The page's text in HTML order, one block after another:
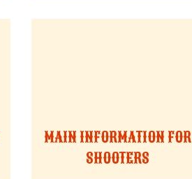
MAIN INFORMATION FOR
SHOOTERS